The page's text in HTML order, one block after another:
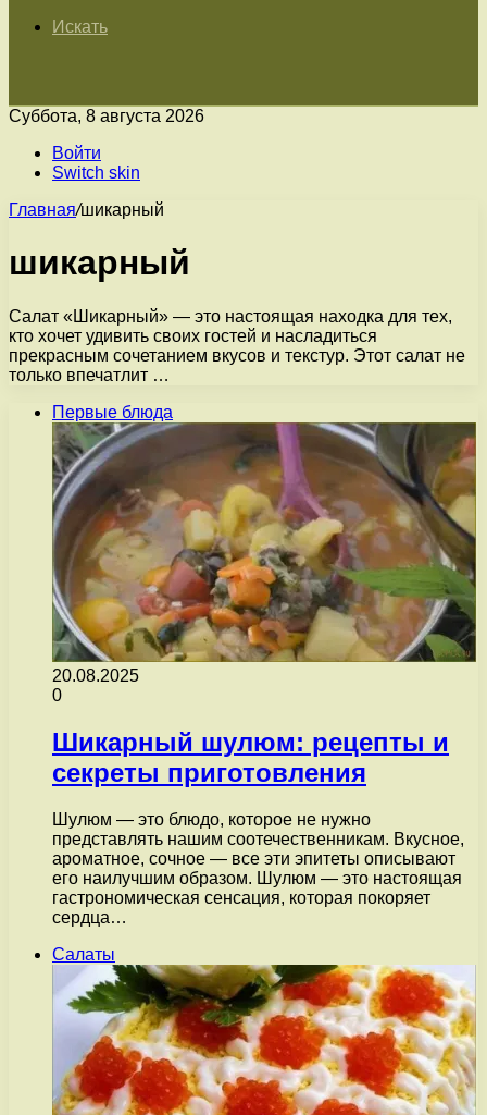
Искать
Суббота, 8 августа 2026
Войти
Switch skin
Главная/шикарный
шикарный
Салат «Шикарный» — это настоящая находка для тех,
кто хочет удивить своих гостей и насладиться
прекрасным сочетанием вкусов и текстур. Этот салат не
только впечатлит …
Первые блюда
20.08.2025
0
Шикарный шулюм: рецепты и
секреты приготовления
Шулюм — это блюдо, которое не нужно
представлять нашим соотечественникам. Вкусное,
ароматное, сочное — все эти эпитеты описывают
его наилучшим образом. Шулюм — это настоящая
гастрономическая сенсация, которая покоряет
сердца…
Салаты